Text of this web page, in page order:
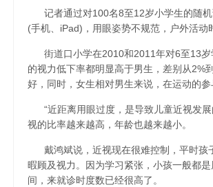
记者通过对100名8至12岁小学生的随
(手机、iPad)，用眼姿势不规范，户外活动
街道口小学在2010和2011年对6至13
的视力低下率都明显高于男生，差别从2%
好，同时，女生相对男生来说，在运动的
“近距离用眼过度，是导致儿童近视发
视的比率越来越高，年龄也越来越小。
戴鸿斌说，近视现在很难控制，平时
暇顾及视力。因为学习紧张，小孩一般都
间，来就诊时度数已经很高了。